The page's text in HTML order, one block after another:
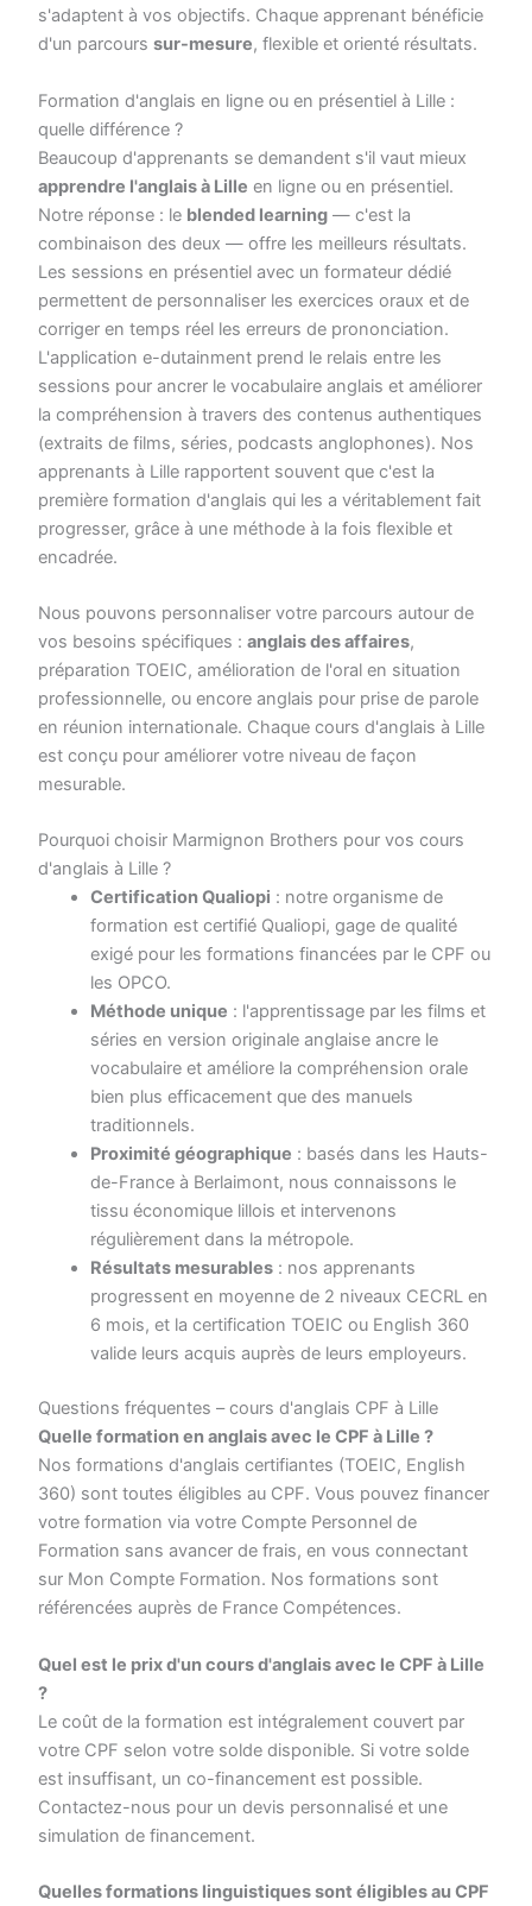
s'adaptent à vos objectifs. Chaque apprenant bénéficie
d'un parcours sur-mesure, flexible et orienté résultats.
Formation d'anglais en ligne ou en présentiel à Lille :
quelle différence ?
Beaucoup d'apprenants se demandent s'il vaut mieux
apprendre l'anglais à Lille en ligne ou en présentiel.
Notre réponse : le blended learning — c'est la
combinaison des deux — offre les meilleurs résultats.
Les sessions en présentiel avec un formateur dédié
permettent de personnaliser les exercices oraux et de
corriger en temps réel les erreurs de prononciation.
L'application e-dutainment prend le relais entre les
sessions pour ancrer le vocabulaire anglais et améliorer
la compréhension à travers des contenus authentiques
(extraits de films, séries, podcasts anglophones). Nos
apprenants à Lille rapportent souvent que c'est la
première formation d'anglais qui les a véritablement fait
progresser, grâce à une méthode à la fois flexible et
encadrée.
Nous pouvons personnaliser votre parcours autour de
vos besoins spécifiques : anglais des affaires,
préparation TOEIC, amélioration de l'oral en situation
professionnelle, ou encore anglais pour prise de parole
en réunion internationale. Chaque cours d'anglais à Lille
est conçu pour améliorer votre niveau de façon
mesurable.
Pourquoi choisir Marmignon Brothers pour vos cours
d'anglais à Lille ?
Certification Qualiopi : notre organisme de
formation est certifié Qualiopi, gage de qualité
exigé pour les formations financées par le CPF ou
les OPCO.
Méthode unique : l'apprentissage par les films et
séries en version originale anglaise ancre le
vocabulaire et améliore la compréhension orale
bien plus efficacement que des manuels
traditionnels.
Proximité géographique : basés dans les Hauts-
de-France à Berlaimont, nous connaissons le
tissu économique lillois et intervenons
régulièrement dans la métropole.
Résultats mesurables: nos apprenants
progressent en moyenne de 2 niveaux CECRL en
6 mois, et la certification TOEIC ou English 360
valide leurs acquis auprès de leurs employeurs.
Questions fréquentes – cours d'anglais CPF à Lille
Quelle formation en anglais avec le CPF à Lille ?
Nos formations d'anglais certifiantes (TOEIC, English
360) sont toutes éligibles au CPF. Vous pouvez financer
votre formation via votre Compte Personnel de
Formation sans avancer de frais, en vous connectant
sur Mon Compte Formation. Nos formations sont
référencées auprès de France Compétences.
Quel est le prix d'un cours d'anglais avec le CPF à Lille
?
Le coût de la formation est intégralement couvert par
votre CPF selon votre solde disponible. Si votre solde
est insuffisant, un co-financement est possible.
Contactez-nous pour un devis personnalisé et une
simulation de financement.
Quelles formations linguistiques sont éligibles au CPF